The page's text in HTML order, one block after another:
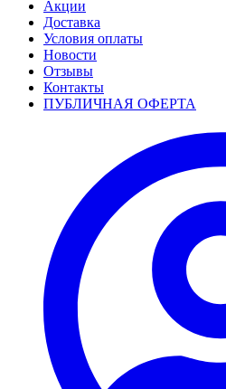
Акции
Доставка
Условия оплаты
Новости
Отзывы
Контакты
ПУБЛИЧНАЯ ОФЕРТА